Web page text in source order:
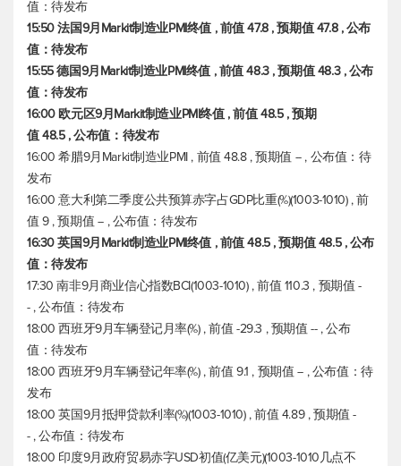
值：待发布
15:50 法国9月Markit制造业PMI终值 , 前值 47.8 , 预期值 47.8 , 公布
值：待发布
15:55 德国9月Markit制造业PMI终值 , 前值 48.3 , 预期值 48.3 , 公布
值：待发布
16:00 欧元区9月Markit制造业PMI终值 , 前值 48.5 , 预期
值 48.5 , 公布值：待发布
16:00 希腊9月Markit制造业PMI , 前值 48.8 , 预期值 -- , 公布值：待
发布
16:00 意大利第二季度公共预算赤字占GDP比重(%)(1003-1010) , 前
值 9 , 预期值 -- , 公布值：待发布
16:30 英国9月Markit制造业PMI终值 , 前值 48.5 , 预期值 48.5 , 公布
值：待发布
17:30 南非9月商业信心指数BCI(1003-1010) , 前值 110.3 , 预期值 -
- , 公布值：待发布
18:00 西班牙9月车辆登记月率(%) , 前值 -29.3 , 预期值 -- , 公布
值：待发布
18:00 西班牙9月车辆登记年率(%) , 前值 9.1 , 预期值 -- , 公布值：待
发布
18:00 英国9月抵押贷款利率(%)(1003-1010) , 前值 4.89 , 预期值 -
- , 公布值：待发布
18:00 印度9月政府贸易赤字USD初值(亿美元)(1003-1010几点不